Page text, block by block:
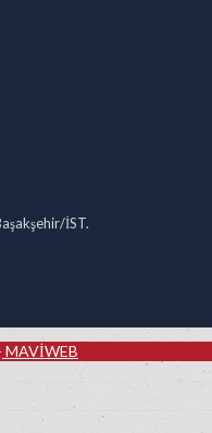
İST.
MAVİWEB